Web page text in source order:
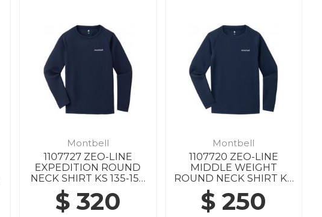
Montbell
1107727 ZEO-LINE
EXPEDITION ROUND
NECK SHIRT KS 135-150
$ 320
Montbell
1107720 ZEO-LINE
MIDDLE WEIGHT
ROUND NECK SHIRT KS
135-150 NV
$ 250